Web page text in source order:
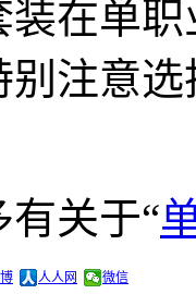
在单
注意
关于“
人人网 微信